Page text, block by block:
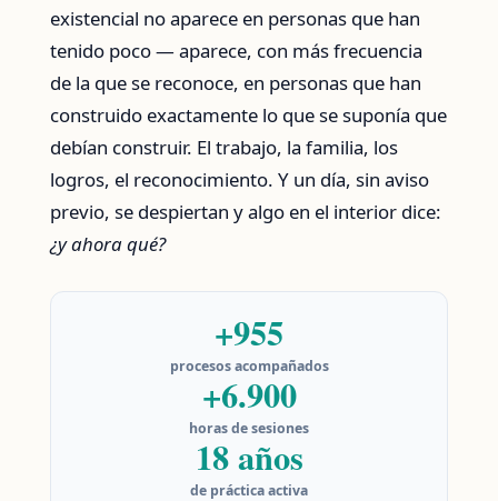
existencial no aparece en personas que han
tenido poco — aparece, con más frecuencia
de la que se reconoce, en personas que han
construido exactamente lo que se suponía que
debían construir. El trabajo, la familia, los
logros, el reconocimiento. Y un día, sin aviso
previo, se despiertan y algo en el interior dice:
¿y ahora qué?
+955
procesos acompañados
+6.900
horas de sesiones
18 años
de práctica activa